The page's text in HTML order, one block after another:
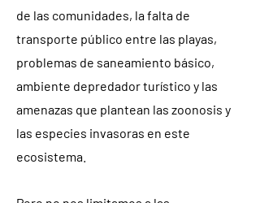
de las comunidades, la falta de
transporte público entre las playas,
problemas de saneamiento básico,
ambiente depredador turístico y las
amenazas que plantean las zoonosis y
las especies invasoras en este
ecosistema.